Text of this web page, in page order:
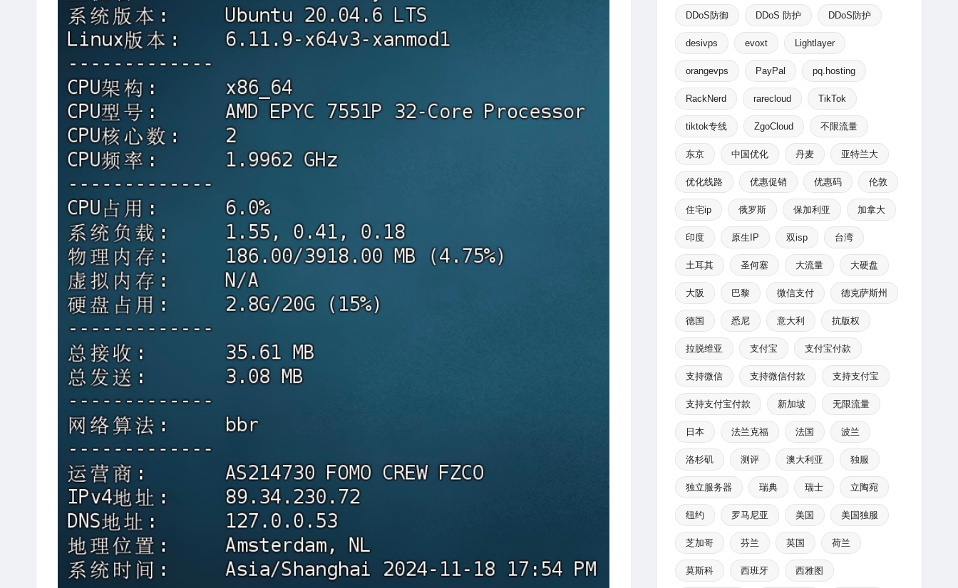
DDoS防御 DDoS 防护 DDoS防护
desivps evoxt Lightlayer
orangevps PayPal pq.hosting
RackNerd rarecloud TikTok
tiktok专线 ZgoCloud 不限流量
东京 中国优化 丹麦 亚特兰大
优化线路 优惠促销 优惠码 伦敦
住宅ip 俄罗斯 保加利亚 加拿大
印度 原生IP 双isp 台湾
土耳其 圣何塞 大流量 大硬盘
大阪 巴黎 微信支付 德克萨斯州
德国 悉尼 意大利 抗版权
拉脱维亚 支付宝 支付宝付款
支持微信 支持微信付款 支持支付宝
支持支付宝付款 新加坡 无限流量
日本 法兰克福 法国 波兰
洛杉矶 测评 澳大利亚 独服
独立服务器 瑞典 瑞士 立陶宛
纽约 罗马尼亚 美国 美国独服
芝加哥 芬兰 英国 荷兰
莫斯科 西班牙 西雅图